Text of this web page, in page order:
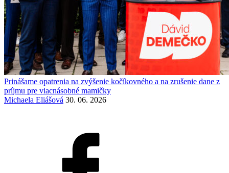
Prinášame opatrenia na zvýšenie kočíkovného a na zrušenie dane z
príjmu pre viacnásobné mamičky
Michaela Eliášová 30. 06. 2026